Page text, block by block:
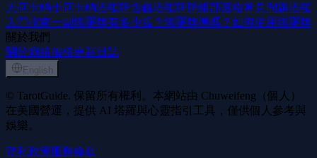
大阿卡納小阿卡納塔羅牌含義塔羅牌牌組部落格常見問題塔羅
入門指南一副塔羅牌有多少張？ 塔羅牌準嗎？ 如何使用塔羅牌
關於我們
關於聯絡價格更新日誌
English
© TarotGuide. 保留所有權利。本網站由 Chuweifeng（個人）
在美國營運，提供 AI 塔羅與心靈指引工具，僅供個人參考與
娛樂。
隱私政策服務條款